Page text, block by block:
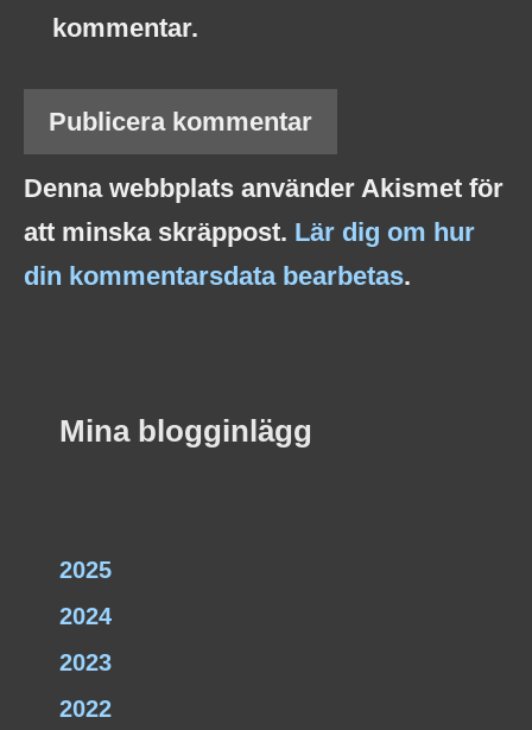
kommentar.
Denna webbplats använder Akismet för
att minska skräppost. Lär dig om hur
din kommentarsdata bearbetas.
Mina blogginlägg
2025
2024
2023
2022